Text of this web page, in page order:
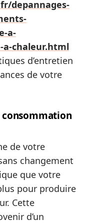
depannages-
a-
chaleur.html
d’entretien
de votre
consommation
de votre
changement
que votre
pour produire
Cette
d’un